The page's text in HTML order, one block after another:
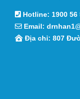
Hotline: 1900 56
Email:
Địa chỉ: 807